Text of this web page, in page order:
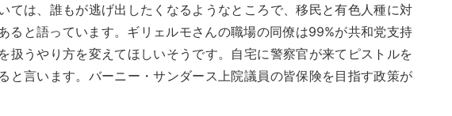
ては、誰もが逃げ出したくなるようなところで、移民と有色人種に対
ると語っています。ギリェルモさんの職場の同僚は99%が共和党支持
扱うやり方を変えてほしいそうです。自宅に警察官が来てピストルを
と言います。バーニー・サンダース上院議員の皆保険を目指す政策が